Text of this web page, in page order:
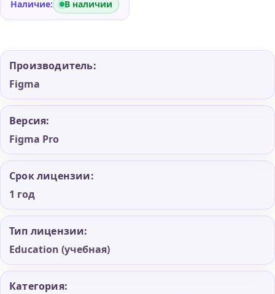
Наличие: В наличии
Производитель:
Figma
Версия:
Figma Pro
Срок лицензии:
1 год
Тип лицензии:
Education (учебная)
Категория: